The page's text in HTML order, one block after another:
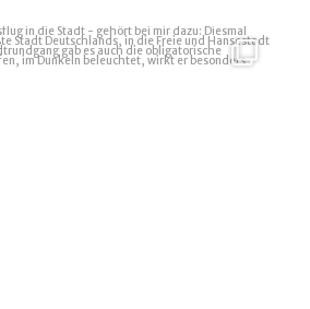
ein Ausflug in die Stadt - gehört...